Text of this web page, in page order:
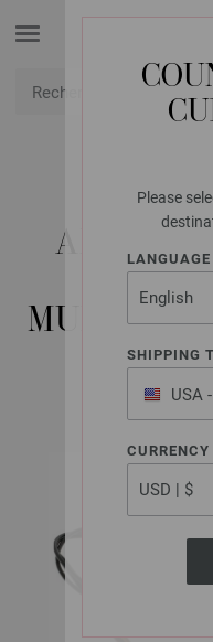
Please
LANGUAGE
SHIPPING
USA
of America
CURRENCY